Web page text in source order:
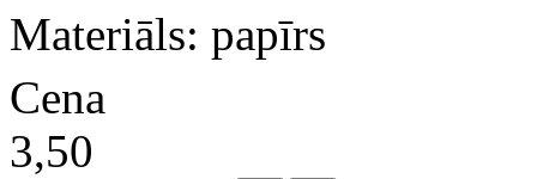
Materiāls: papīrs
Cena
3,50